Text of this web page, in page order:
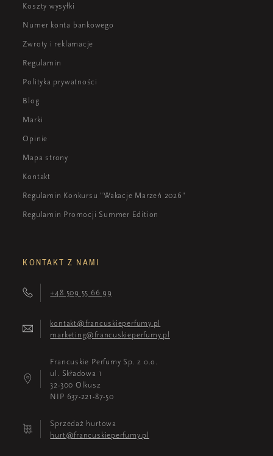
Koszty wysyłki
Numer konta bankowego
Zwroty i reklamacje
Regulamin
Polityka prywatności
Blog
Marki
Opinie
Mapa strony
Kontakt
Regulamin Konkursu "Wakacje Marzeń 2026"
Regulamin Promocji Summer Edition
KONTAKT Z NAMI
+48 509 55 66 99
kontakt@francuskieperfumy.pl
marketing@francuskieperfumy.pl
Francuskie Perfumy Sp. z o.o.
ul. Składowa 1
32-300 Olkusz
NIP 637-221-87-50
Sprzedaż hurtowa
hurt@francuskieperfumy.pl